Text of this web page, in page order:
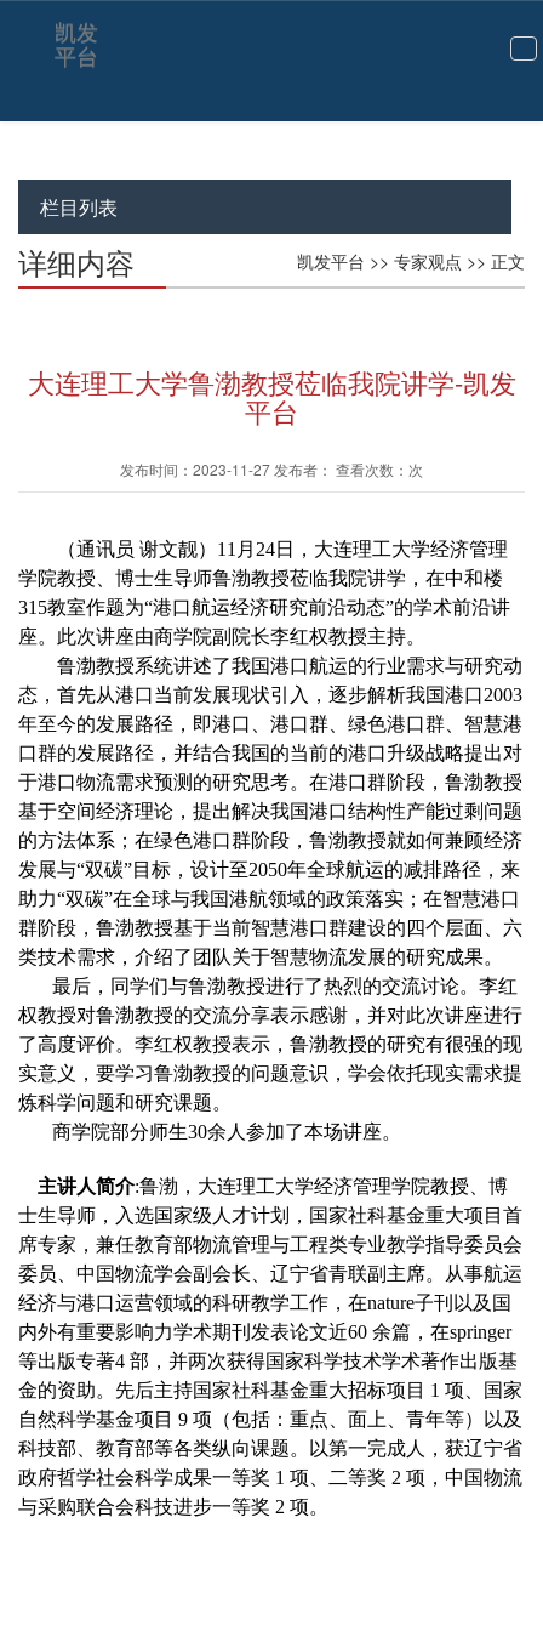
切
航
凯发
平台
栏目列表
凯发平台 >> 专家观点 >> 正文
详细内容
大连理工大学鲁渤教授莅临我院讲学-凯发
平台
发布时间：2023-11-27 发布者： 查看次数：次
（通讯员 谢文靓）11月24日，大连理工大学经济管理
学院教授、 博士生导师鲁渤教授莅临我院讲学，在中和楼
315教室作题为“港口航运经济研究前沿动态”的学术前沿讲
座。此次讲座由商学院副院长李红权教授主持。
鲁渤教授系统讲述了我国港口航运的行业需求与研究动
态，首先从港口当前发展现状引入，逐步解析我国港口2003
年至今的发展路径，即港口、港口群、绿色港口群、智慧港
口群的发展路径，并结合我国的当前的港口升级战略提出对
于港口物流需求预测的研究思考。在港口群阶段， 鲁渤教授
基于空间经济理论，提出解决我国港口结构性产能过剩问题
的方法体系；在绿色港口群阶段， 鲁渤教授就如何兼顾经济
发展与“双碳”目标，设计至2050年全球航运的减排路径，来
助力“双碳”在全球与我国港航领域的政策落实；在智慧港口
群阶段， 鲁渤教授基于当前智慧港口群建设的四个层面、六
类技术需求，介绍了团队关于智慧物流发展的研究成果。
最后，同学们与鲁渤教授进行了热烈的交流讨论。李红
权教授对鲁渤教授的交流分享表示感谢，并对此次讲座进行
了高度评价。李红权教授表示，鲁渤教授的研究有很强的现
实意义，要学习鲁渤教授的问题意识，学会依托现实需求提
炼科学问题和研究课题。
商学院部分师生30余人参加了本场讲座。
主讲人简介:鲁渤，大连理工大学经济管理学院教授、博
士生导师，入选国家级人才计划，国家社科基金重大项目首
席专家，兼任教育部物流管理与工程类专业教学指导委员会
委员、中国物流学会副会长、辽宁省青联副主席。从事航运
经济与港口运营领域的科研教学工作，在nature子刊以及国
内外有重要影响力学术期刊发表论文近60 余篇，在springer
等出版专著4 部，并两次获得国家科学技术学术著作出版基
金的资助。先后主持国家社科基金重大招标项目 1 项、国家
自然科学基金项目 9 项（包括：重点、面上、青年等）以及
科技部、教育部等各类纵向课题。以第一完成人，获辽宁省
政府哲学社会科学成果一等奖 1 项、二等奖 2 项，中国物流
与采购联合会科技进步一等奖 2 项。